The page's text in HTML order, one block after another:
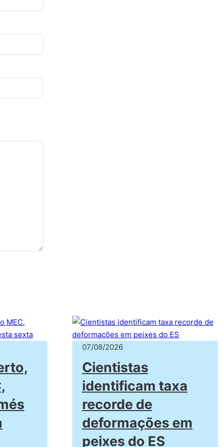
07/08/2026
Cientistas
identificam taxa
recorde de
deformações em
peixes do ES